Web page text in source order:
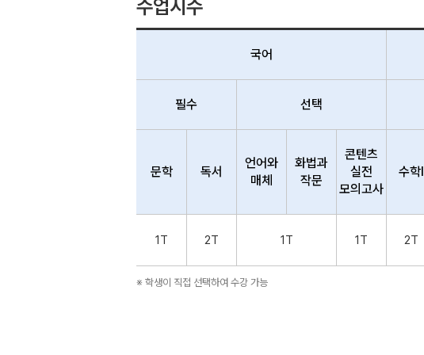
수업시수
국어
필수 선택
문학 독서
언어와
매체
화법과
작문
콘텐츠
실전
모의고사
수학Ⅰ
1T 2T 1T 1T 2T
※ 학생이 직접 선택하여 수강 가능